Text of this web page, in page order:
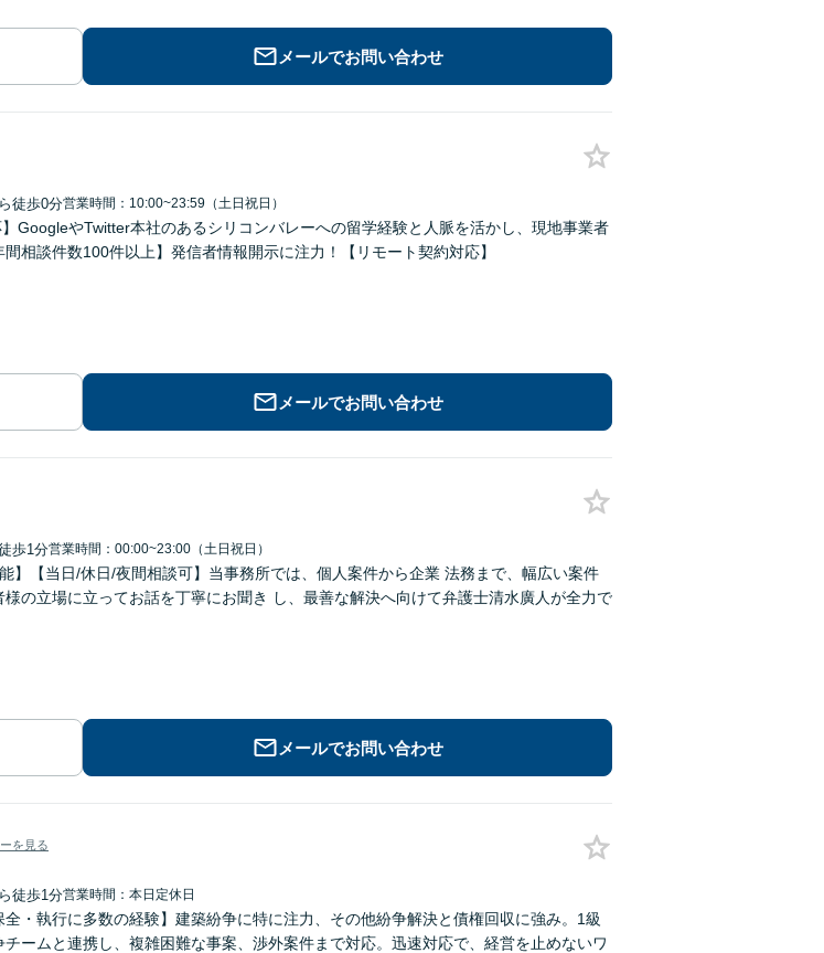
メールでお問い合わせ
徒歩0分営業時間：10:00~23:59（土日祝日）
】GoogleやTwitter本社のあるシリコンバレーへの留学経験と人脈を活かし、現地事業者
相談件数100件以上】発信者情報開示に注力！【リモート契約対応】
メールでお問い合わせ
歩1分営業時間：00:00~23:00（土日祝日）
】【当日/休日/夜間相談可】当事務所では、個人案件から企業 法務まで、幅広い案件
の立場に立ってお話を丁寧にお聞き し、最善な解決へ向けて弁護士清水廣人が全力で
メールでお問い合わせ
を見る
徒歩1分営業時間：本日定休日
全・執行に多数の経験】建築紛争に特に注力、その他紛争解決と債権回収に強み。1級
ームと連携し、複雑困難な事案、渉外案件まで対応。迅速対応で、経営を止めないワ